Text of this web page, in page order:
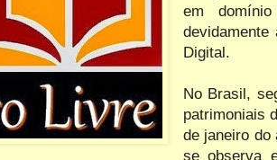
em
Digital.
No Brasil,
patrimoniais
de janeiro do
se observa